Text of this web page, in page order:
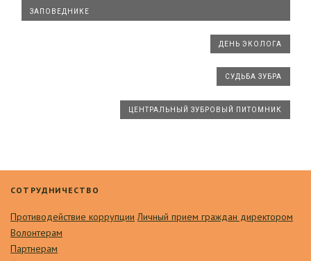
ЗАПОВЕДНИКЕ
ДЕНЬ ЭКОЛОГА
СУДЬБА ЗУБРА
ЦЕНТРАЛЬНЫЙ ЗУБРОВЫЙ ПИТОМНИК
СОТРУДНИЧЕСТВО
Противодействие коррупции Личный прием граждан директором
Волонтерам
Партнерам